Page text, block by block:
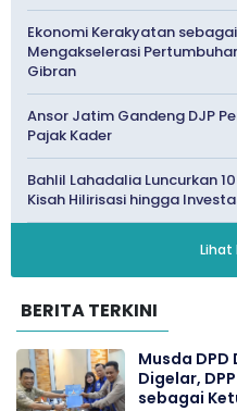
Ekonomi Kerakyatan
Mengakselerasi
Gibran
Ansor Jatim Gandeng DJP
Pajak Kader
Bahlil Lahadalia Luncurkan
Kisah Hilirisasi hingga
Lihat
BERITA TERKINI
Musda
Digelar,
sebagai